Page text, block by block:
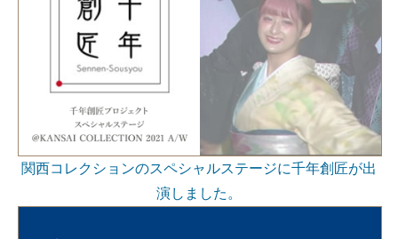
関西コレクションのスペシャルステージに千年創匠が出
演しました。